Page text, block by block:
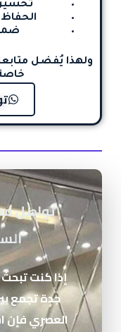
تحسين
ولهذا يُفضل
خاصة
تواصل
إذا كنت
جدة تجمع
العصري فإن